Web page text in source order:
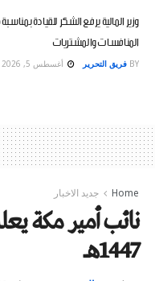
وزير المالية يرفع الشكر للقيادة
المنافسات والمشتريات
BY فريق التحرير أغسطس 5, 2026
Home جديد الاخبار
نائب أمير مكة
1447هـ